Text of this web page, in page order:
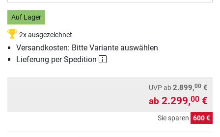
Auf Lager
2x ausgezeichnet
Versandkosten: Bitte Variante auswählen
Lieferung per Spedition
UVPab 2.899,00 €
ab 2.299,00 €
Sie sparen 600 €